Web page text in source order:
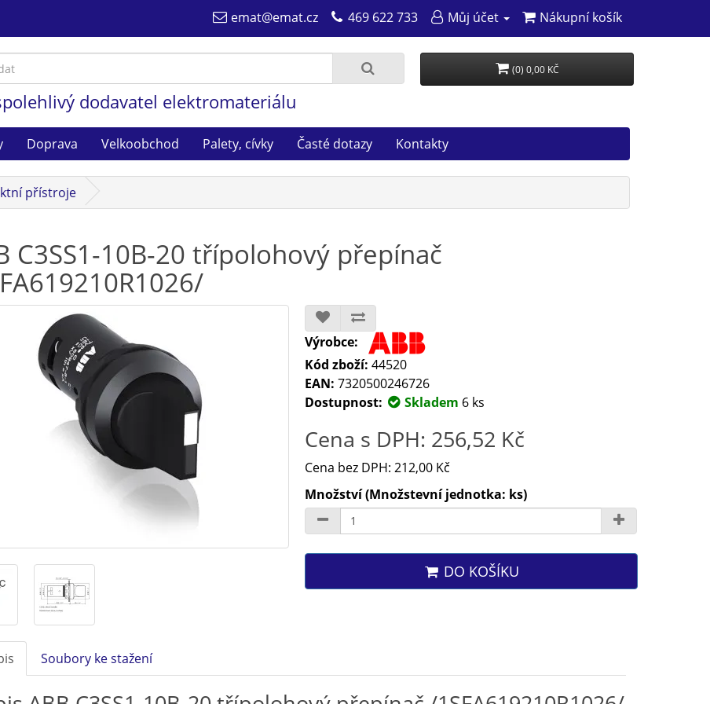
emat@emat.cz 469 622 733 Můj účet Nákupní košík
dodavatel elektromateriálu
(0) 0,00 KČ
Doprava Velkoobchod Palety, cívky Časté dotazy Kontakty
přístroje
C3SS1-10B-20 třípolohový přepínač
Výrobce:
Kód zboží: 44520
EAN: 7320500246726
Dostupnost:
Skladem 6 ks
Cena s DPH: 256,52 Kč
Cena bez DPH: 212,00 Kč
Množství (Množstevní jednotka: ks)
DO KOŠÍKU
Soubory ke stažení